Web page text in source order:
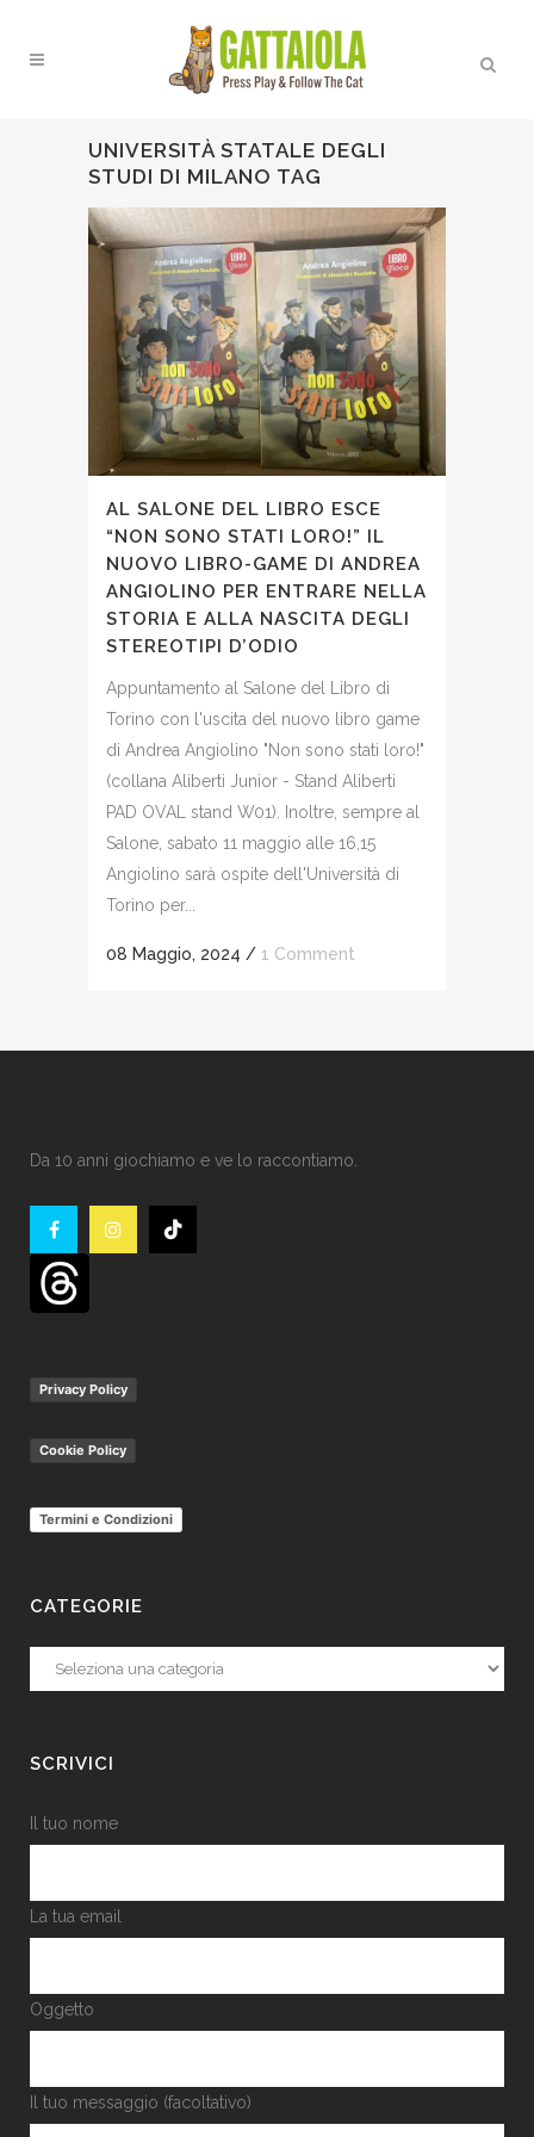
UNIVERSITÀ STATALE DEGLI
STUDI DI MILANO TAG
AL SALONE DEL LIBRO ESCE
“NON SONO STATI LORO!” IL
NUOVO LIBRO-GAME DI ANDREA
ANGIOLINO PER ENTRARE NELLA
STORIA E ALLA NASCITA DEGLI
STEREOTIPI D’ODIO
Appuntamento al Salone del Libro di
Torino con l'uscita del nuovo libro game
di Andrea Angiolino "Non sono stati loro!"
(collana Aliberti Junior - Stand Aliberti
PAD OVAL stand W01). Inoltre, sempre al
Salone, sabato 11 maggio alle 16,15
Angiolino sarà ospite dell'Università di
Torino per...
08 Maggio, 2024 / 1 Comment
Da 10 anni giochiamo e ve lo raccontiamo.
Privacy Policy
Cookie Policy
Termini e Condizioni
CATEGORIE
Categorie
SCRIVICI
Il tuo nome
La tua email
Oggetto
Il tuo messaggio (facoltativo)